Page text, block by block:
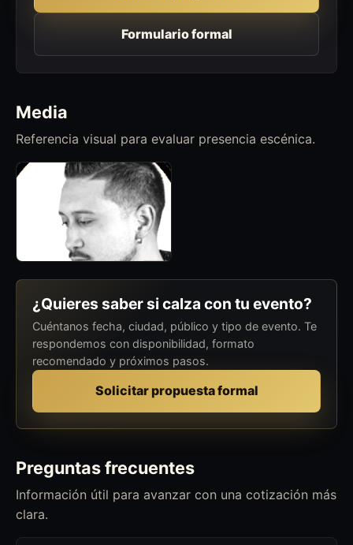
Formulario formal
Media
Referencia visual para evaluar presencia escénica.
¿Quieres saber si calza con tu evento?
Cuéntanos fecha, ciudad, público y tipo de evento. Te
respondemos con disponibilidad, formato
recomendado y próximos pasos.
Solicitar propuesta formal
Preguntas frecuentes
Información útil para avanzar con una cotización más
clara.